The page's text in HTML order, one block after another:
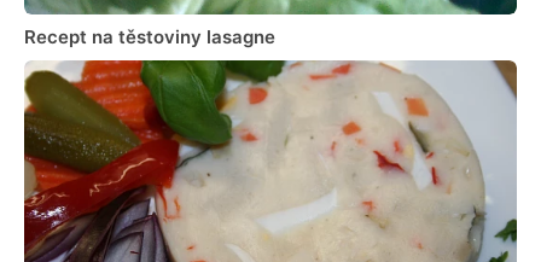
Recept na těstoviny lasagne